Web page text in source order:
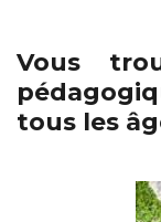
Vous
tous les